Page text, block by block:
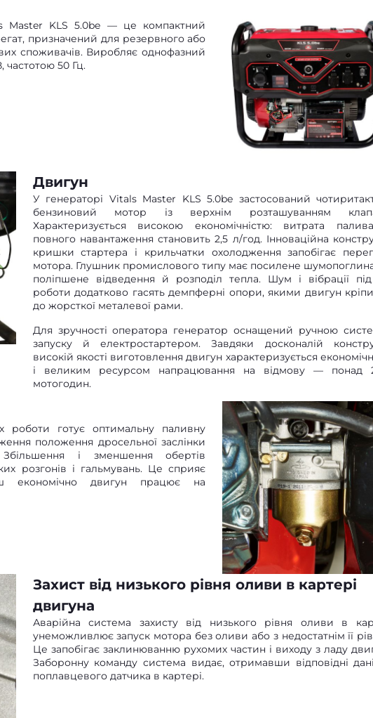
Master KLS 5.0be — це компактний
призначений для резервного або
споживачів. Виробляє однофазний
частотою 50 Гц.
Двигун
У генераторі Vitals Master KLS 5.0be застосований
бензиновий мотор із верхнім розташуванням
Характеризується високою економічністю: витрата
повного навантаження становить 2,5 л/год. Інноваційна
кришки стартера і крильчатки охолодження запобігає
мотора. Глушник промислового типу має посилене
поліпшене відведення й розподіл тепла. Шум і вібрації
роботи додатково гасять демпферні опори, якими двигун
до жорсткої металевої рами.
Для зручності оператора генератор оснащений ручною
запуску й електростартером. Завдяки досконалій
високій якості виготовлення двигун характеризується
і великим ресурсом напрацювання на відмову — понад
мотогодин.
роботи готує оптимальну паливну
положення дросельної заслінки
Збільшення і зменшення обертів
розгонів і гальмувань. Це сприяє
економічно двигун працює на
Захист від низького рівня оливи в картері
двигуна
Аварійна система захисту від низького рівня оливи в
унеможливлює запуск мотора без оливи або з недостатнім її
Це запобігає заклинюванню рухомих частин і виходу з ладу
Заборонну команду система видає, отримавши відповідні
поплавцевого датчика в картері.